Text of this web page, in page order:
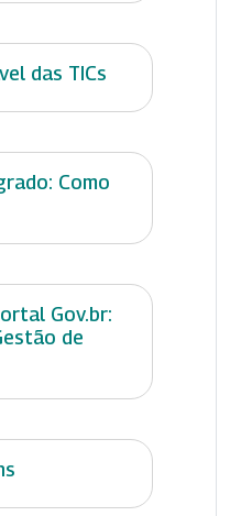
das TICs
Como
Gov.br:
de